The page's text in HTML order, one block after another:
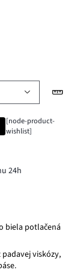
[node-product-
wishlist]
24h
biela potlačená
viskózy,